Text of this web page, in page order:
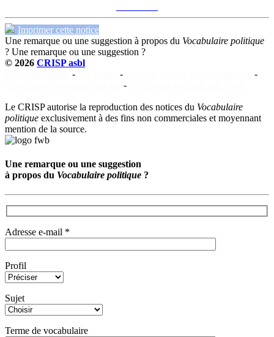
Imprimer cette notice
Une remarque ou une suggestion à propos du Vocabulaire politique
? Une remarque ou une suggestion ?
© 2026 CRISP asbl
- -
-
-
Le CRISP autorise la reproduction des notices du Vocabulaire
politique exclusivement à des fins non commerciales et moyennant
mention de la source.
Une remarque ou une suggestion
à propos du Vocabulaire politique ?
Adresse e-mail *
Profil
Sujet
Terme de vocabulaire